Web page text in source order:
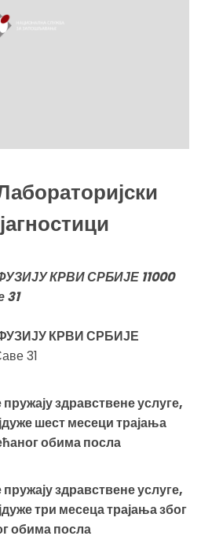
КРВИ СРБИЈЕ 11000
31
КРВИ СРБИЈЕ
31
пружају здравствене услуге,
шест месеци трајања
обима посла
пружају здравствене услуге,
три месеца трајања због
обима посла